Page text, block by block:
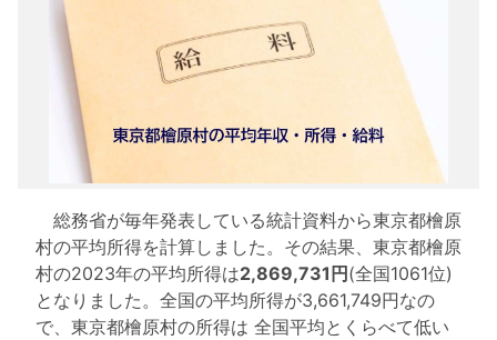
総務省が毎年発表している統計資料から東京都檜原
村の平均所得を計算しました。その結果、東京都檜原
村の2023年の平均所得は2,869,731円(全国1061位)
となりました。全国の平均所得が3,661,749円なの
で、東京都檜原村の所得は 全国平均とくらべて低い